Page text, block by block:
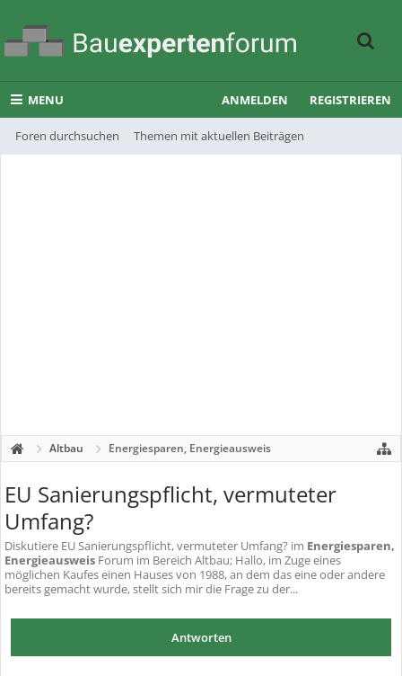
MENU
Foren durchsuchen Themen mit aktuellen Beiträgen
ANMELDEN REGISTRIEREN
Altbau Energiesparen, Energieausweis
EU Sanierungspflicht, vermuteter
Umfang?
Diskutiere EU Sanierungspflicht, vermuteter Umfang? im Energiesparen,
Energieausweis Forum im Bereich Altbau; Hallo, im Zuge eines
möglichen Kaufes einen Hauses von 1988, an dem das eine oder andere
bereits gemacht wurde, stellt sich mir die Frage zu der...
Antworten